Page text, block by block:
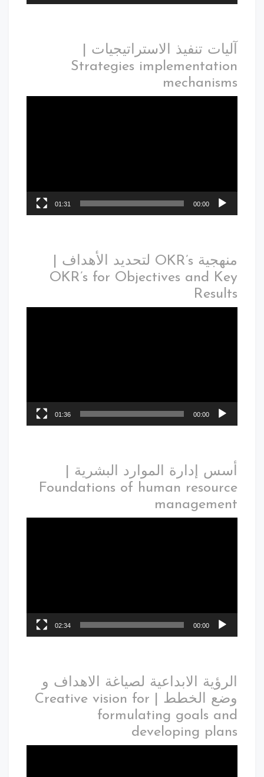
آليات تنفيذ الاستراتيجيات |
Strategies implementation
mechanisms
00:00
01:31
منهجية OKR’s لتحديد الأهداف |
OKR’s for Objectives and Key
Results
00:00
01:36
أسس إدارة الموارد البشرية |
Foundations of human resource
management
00:00
02:34
الرؤية الابداعية لصياغة الاهداف و
وضع الخطط | Creative vision for
formulating goals and
developing plans